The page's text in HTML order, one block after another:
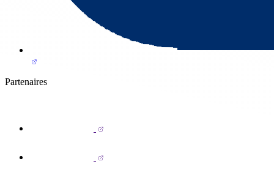
Partenaires